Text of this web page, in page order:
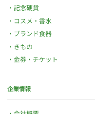
記念硬貨
コスメ・香水
ブランド食器
きもの
金券・チケット
企業情報